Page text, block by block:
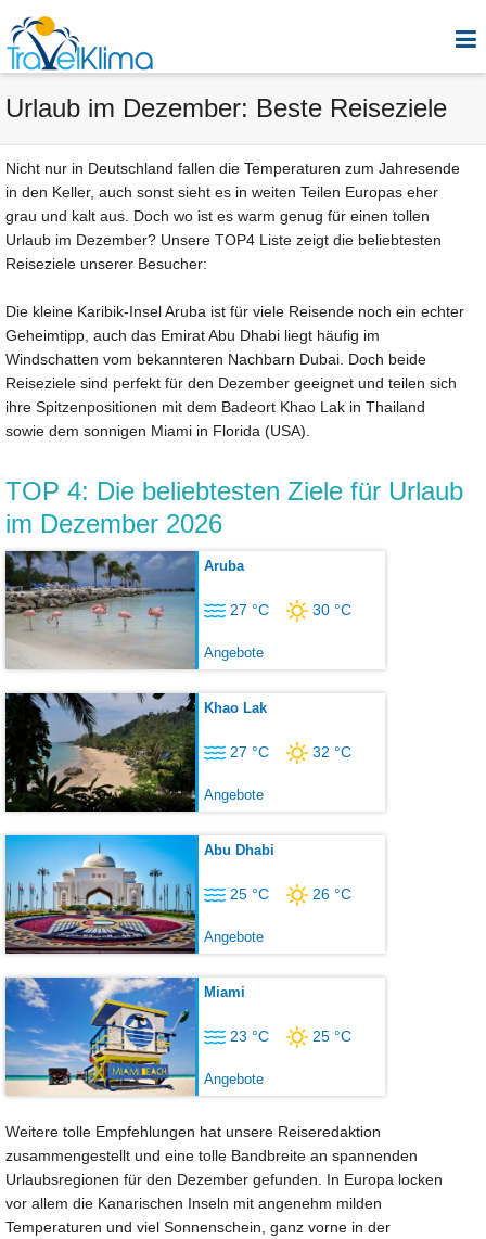
Urlaub im Dezember: Beste Reiseziele
Nicht nur in Deutschland fallen die Temperaturen zum Jahresende
in den Keller, auch sonst sieht es in weiten Teilen Europas eher
grau und kalt aus. Doch wo ist es warm genug für einen tollen
Urlaub im Dezember? Unsere TOP4 Liste zeigt die beliebtesten
Reiseziele unserer Besucher:
Die kleine Karibik-Insel Aruba ist für viele Reisende noch ein echter
Geheimtipp, auch das Emirat Abu Dhabi liegt häufig im
Windschatten vom bekannteren Nachbarn Dubai. Doch beide
Reiseziele sind perfekt für den Dezember geeignet und teilen sich
ihre Spitzenpositionen mit dem Badeort Khao Lak in Thailand
sowie dem sonnigen Miami in Florida (USA).
TOP 4: Die beliebtesten Ziele für Urlaub
im Dezember 2026
Aruba
27 °C 30 °C
Angebote
Khao Lak
27 °C 32 °C
Angebote
Abu Dhabi
25 °C 26 °C
Angebote
Miami
23 °C 25 °C
Angebote
Weitere tolle Empfehlungen hat unsere Reiseredaktion
zusammengestellt und eine tolle Bandbreite an spannenden
Urlaubsregionen für den Dezember gefunden. In Europa locken
vor allem die Kanarischen Inseln mit angenehm milden
Temperaturen und viel Sonnenschein, ganz vorne in der